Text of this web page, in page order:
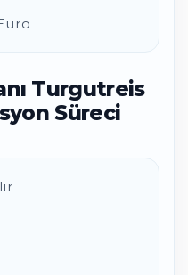
Turgutreis
Süreci